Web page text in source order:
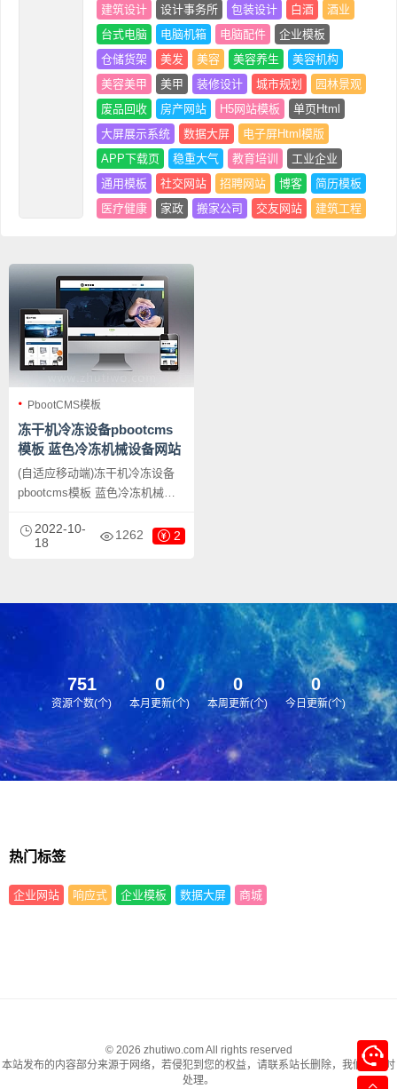
建筑设计
设计事务所 包装设计 白酒
酒业
台式电脑
电脑机箱 电脑配件
企业模板
仓储货架
美发 美容 美容养生
美容机构
美容美甲
美甲 装修设计 城市规划
园林景观
废品回收
房产网站 H5网站模板
单页Html
大屏展示系统
数据大屏
电子屏Html模版
APP下载页
稳重大气 教育培训
工业企业
通用模板
社交网站 招聘网站 博客
简历模板
医疗健康
家政 搬家公司 交友网站 建筑工程
PbootCMS模板
冻干机冷冻设备pbootcms
模板 蓝色冷冻机械设备网站
源码下载
(自适应移动端)冻干机冷冻设备
pbootcms模板 蓝色冷冻机械设
核开发的网站模板，该模板适用
于冻干机设备、冷冻设备网站等
2022-10-
18
1262 2
751
资源个数(个)
0
本月更新(个)
0
本周更新(个)
0
今日更新(个)
热门标签
企业网站 响应式 企业模板 数据大屏 商城
© 2026 zhutiwo.com All rights reserved
本站发布的内容部分来源于网络，若侵犯到您的权益，请联系站长删除，我们将及时
处理。